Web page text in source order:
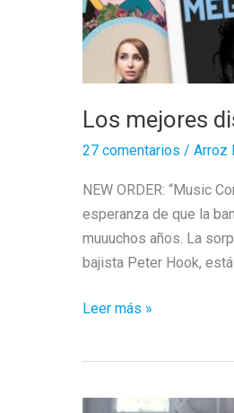
Los mejores
27 comentarios / Arroz
NEW ORDER: “Music
esperanza de que la
muuuchos años. La
bajista Peter Hook, está
Los
Leer más »